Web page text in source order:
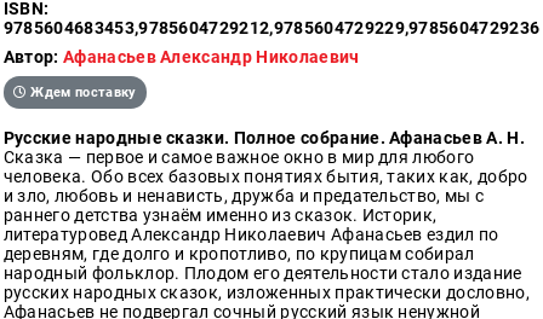
ISBN:
9785604683453,9785604729212,9785604729229,9785604729236
Автор: Афанасьев Александр Николаевич
Ждем поставку
Русские народные сказки. Полное собрание. Афанасьев А. Н.
Сказка — первое и самое важное окно в мир для любого
человека. Обо всех базовых понятиях бытия, таких как, добро
и зло, любовь и ненависть, дружба и предательство, мы с
раннего детства узнаём именно из сказок. Историк,
литературовед Александр Николаевич Афанасьев ездил по
деревням, где долго и кропотливо, по крупицам собирал
народный фольклор. Плодом его деятельности стало издание
русских народных сказок, изложенных практически дословно,
Афанасьев не подвергал сочный русский язык ненужной
Культура
Искусство
Кухня,
гастрономия,
кулинария
Оптовикам
Авторам